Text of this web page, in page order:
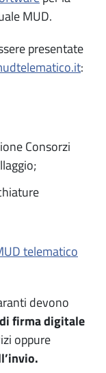
MUD.
presentate
:
Consorzi
telematico
devono
firma digitale
oppure